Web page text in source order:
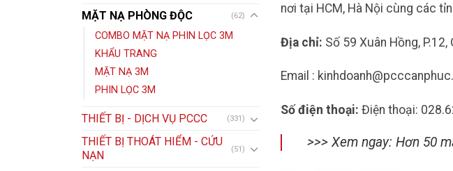
MẶT NẠ PHÒNG ĐỘC (62)
COMBO MẶT NẠ PHIN LỌC 3M
KHẨU TRANG
MẶT NẠ 3M
PHIN LỌC 3M
THIẾT BỊ - DỊCH VỤ PCCC (331)
THIẾT BỊ THOÁT HIỂM - CỨU
NẠN
(51)
nơi tại HCM, Hà Nội cùng các
Địa chỉ: Số 59 Xuân Hồng, P.12,
Email :
Số điện thoại: Điện thoại:
>>> Xem ngay: Hơn 50